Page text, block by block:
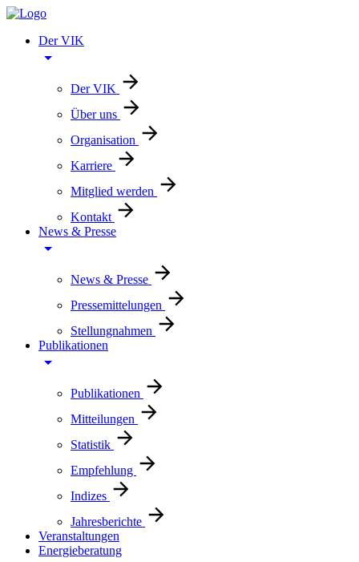
Der VIK
Der VIK
Über uns
Organisation
Karriere
Mitglied werden
Kontakt
News & Presse
News & Presse
Pressemittelungen
Stellungnahmen
Publikationen
Publikationen
Mitteilungen
Statistik
Empfehlung
Indizes
Jahresberichte
Veranstaltungen
Energieberatung